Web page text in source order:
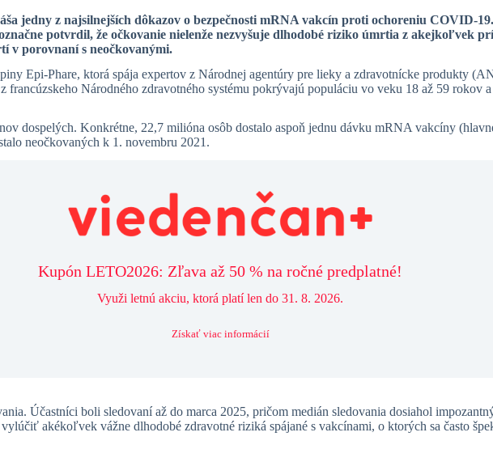
jedny z najsilnejších dôkazov o bezpečnosti mRNA vakcín proti ochoreniu COVID-
potvrdil, že očkovanie nielenže nezvyšuje dlhodobé riziko úmrtia z akejkoľvek
v porovnaní s neočkovanými.
Epi-Phare, ktorá spája expertov z Národnej agentúry pre lieky a zdravotnícke produkty
francúzskeho Národného zdravotného systému pokrývajú populáciu vo veku 18 až 59 rokov
dospelých. Konkrétne, 22,7 milióna osôb dostalo aspoň jednu dávku mRNA vakcíny
neočkovaných k 1. novembru 2021.
Kupón LETO2026: Zľava až 50 % na ročné predplatné!
Využi letnú akciu, ktorá platí len do 31. 8. 2026.
Získať viac informácií
Účastníci boli sledovaní až do marca 2025, pričom medián sledovania dosiahol
akékoľvek vážne dlhodobé zdravotné riziká spájané s vakcínami, o ktorých sa často